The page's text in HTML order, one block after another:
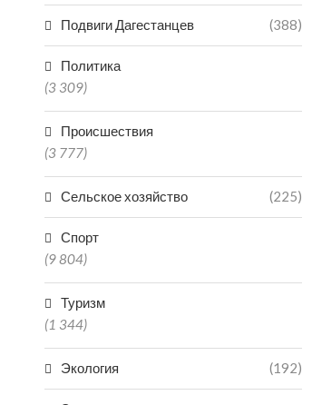
ПОДАЛИ ЗАЯВКИ НА УЧАСТИЕ
3500...
07.08.2026
Подвиги Дагестанцев (388)
Политика
(3 309)
Происшествия
(3 777)
Сельское хозяйство (225)
Спорт
(9 804)
Туризм
(1 344)
Экология (192)